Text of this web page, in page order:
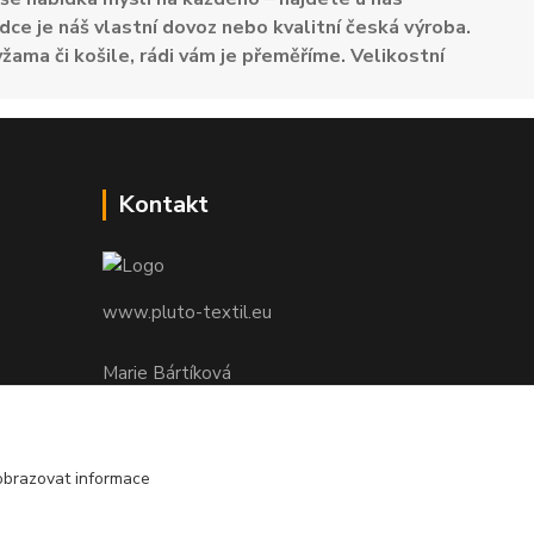
je náš vlastní dovoz nebo kvalitní česká výroba.
či košile, rádi vám je přeměříme. Velikostní
Kontakt
www.pluto-textil.eu
Marie Bártíková
pluto@pluto.eu
informace